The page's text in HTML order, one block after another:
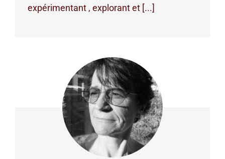
expérimentant , explorant et [...]